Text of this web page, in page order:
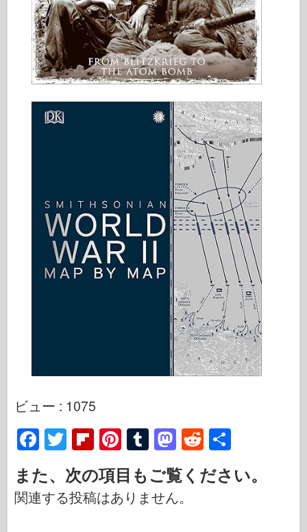
ビュー : 1075
F
a
c
e
T
wi
tt
er
Fl
ip
b
o
Pi
nt
er
e
T
u
m
bl
M
a
st
o
R
e
d
h
ar
また、次の項目もご覧ください。
関連する投稿はありません。